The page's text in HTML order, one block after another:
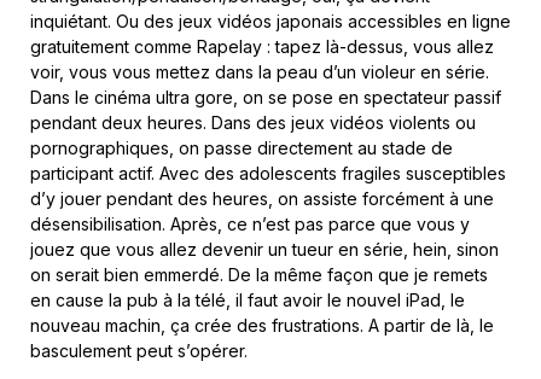
inquiétant. Ou des jeux vidéos japonais accessibles en ligne
gratuitement comme Rapelay : tapez là-dessus, vous allez
voir, vous vous mettez dans la peau d’un violeur en série.
Dans le cinéma ultra gore, on se pose en spectateur passif
pendant deux heures. Dans des jeux vidéos violents ou
pornographiques, on passe directement au stade de
participant actif. Avec des adolescents fragiles susceptibles
d’y jouer pendant des heures, on assiste forcément à une
désensibilisation. Après, ce n’est pas parce que vous y
jouez que vous allez devenir un tueur en série, hein, sinon
on serait bien emmerdé. De la même façon que je remets
en cause la pub à la télé, il faut avoir le nouvel iPad, le
nouveau machin, ça crée des frustrations. A partir de là, le
basculement peut s’opérer.